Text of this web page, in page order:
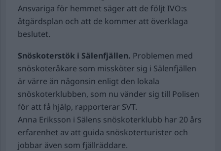
Ansvariga för hemmet säger att de följt IVO:s
åtgärdsplan och att de kommer att överklaga
beslutet.
Snöskoterstök i Sälenfjällen. Problemen med
snöskoteråkare som missköter sig i Sälenfjällen
är värre än någonsin enligt den lokala
snöskoterklubben, som nu vänder sig till Polisen
för att få hjälp, rapporterar SVT.
Anna Eriksson i Sälens snöskoterklubb har 20 års
erfarenhet av att guida snöskoterturister och
jobbar även som fjällräddare.